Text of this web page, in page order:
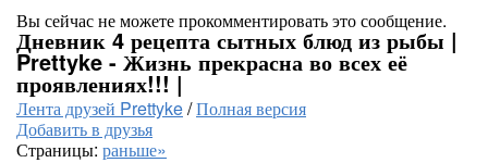
Вы сейчас не можете прокомментировать это сообщение.
Дневник 4 рецепта сытных блюд из рыбы |
Prettyke - Жизнь прекрасна во всех её
проявлениях!!! |
Лента друзей Prettyke/Полная версия
Добавить в друзья
Страницы: раньше»